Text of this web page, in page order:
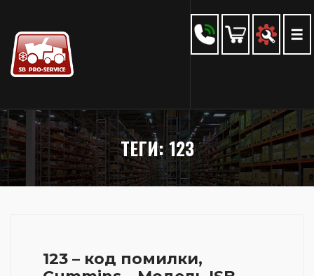
ТЕГИ: 123
123 – код помилки,